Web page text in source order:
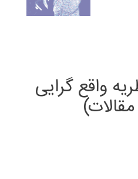
واقع گرایی